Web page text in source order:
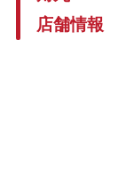
店舗情報